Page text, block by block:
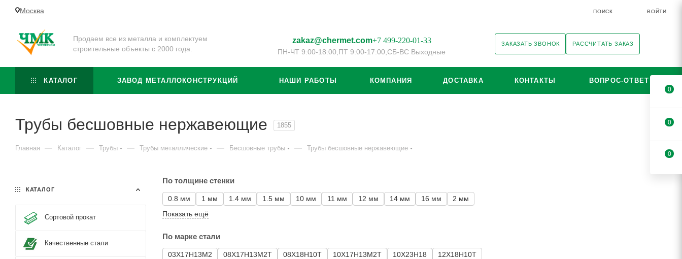
Москва ПОИСК ВОЙТИ
Продаем все из металла и комплектуем
строительные объекты с 2000 года.
zakaz@chermet.com+7 499-220-01-33
ПН-ЧТ 9:00-18:00, ПТ 9:00-17:00, СБ-ВС Выходные
ЗАКАЗАТЬ ЗВОНОК РАССЧИТАТЬ ЗАКАЗ
КАТАЛОГ ЗАВОД МЕТАЛЛОКОНСТРУКЦИЙ НАШИ РАБОТЫ КОМПАНИЯ ДОСТАВКА КОНТАКТЫ ВОПРОС-ОТВЕТ
Трубы бесшовные нержавеющие 1855
Главная — Каталог — Трубы — Трубы металлические — Бесшовные трубы — Трубы бесшовные нержавеющие
По толщине стенки
0.8 мм 1 мм 1.4 мм 1.5 мм 10 мм 11 мм 12 мм 14 мм 16 мм
2 мм
Показать ещё
По марке стали
03Х17Н13М2 08Х17Н13М2Т 08Х18Н10Т 10Х17Н13М2Т 10Х23Н18 12Х18Н10Т
КАТАЛОГ
Сортовой прокат
Качественные стали
0
0
0